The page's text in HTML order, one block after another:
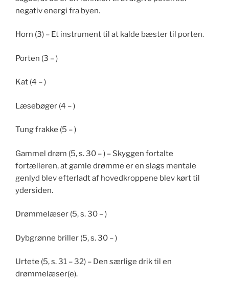
negativ energi fra byen.
Horn (3) – Et instrument til at kalde bæster til porten.
Porten (3 – )
Kat (4 – )
Læsebøger (4 – )
Tung frakke (5 – )
Gammel drøm (5, s. 30 – ) – Skyggen fortalte
fortælleren, at gamle drømme er en slags mentale
genlyd blev efterladt af hovedkroppene blev kørt til
ydersiden.
Drømmelæser (5, s. 30 – )
Dybgrønne briller (5, s. 30 – )
Urtete (5, s. 31 – 32) – Den særlige drik til en
drømmelæser(e).